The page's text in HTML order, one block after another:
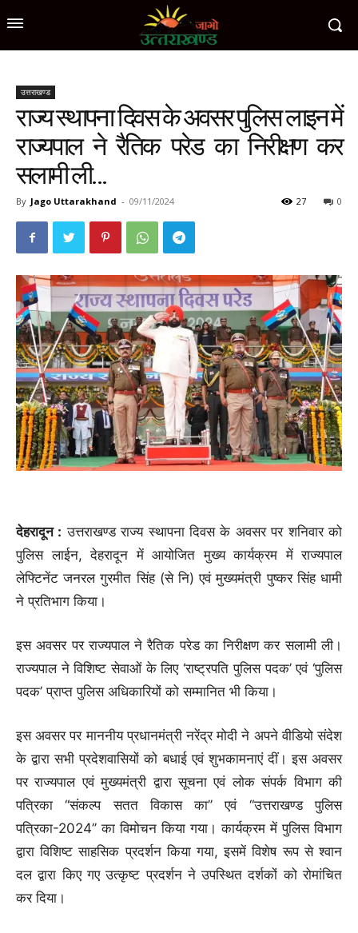
उत्तराखण्ड
राज्य स्थापना दिवस के अवसर पुलिस लाइन में
राज्यपाल ने रैतिक परेड का निरीक्षण कर
सलामी ली…
By Jago Uttarakhand - 09/11/2024 0
27
देहरादून : उत्तराखण्ड राज्य स्थापना दिवस के अवसर पर शनिवार को
पुलिस लाईन, देहरादून में आयोजित मुख्य कार्यक्रम में राज्यपाल
लेफ्टिनेंट जनरल गुरमीत सिंह (से नि) एवं मुख्यमंत्री पुष्कर सिंह धामी
ने प्रतिभाग किया।
इस अवसर पर राज्यपाल ने रैतिक परेड का निरीक्षण कर सलामी ली।
राज्यपाल ने विशिष्ट सेवाओं के लिए ‘राष्ट्रपति पुलिस पदक’ एवं ‘पुलिस
पदक’ प्राप्त पुलिस अधिकारियों को सम्मानित भी किया।
इस अवसर पर माननीय प्रधानमंत्री नरेंद्र मोदी ने अपने वीडियो संदेश
के द्वारा सभी प्रदेशवासियों को बधाई एवं शुभकामनाएं दीं। इस अवसर
पर राज्यपाल एवं मुख्यमंत्री द्वारा सूचना एवं लोक संपर्क विभाग की
पत्रिका ‘‘संकल्प सतत विकास का’’ एवं ‘‘उत्तराखण्ड पुलिस
पत्रिका-2024’’ का विमोचन किया गया। कार्यक्रम में पुलिस विभाग
द्वारा विशिष्ट साहसिक प्रदर्शन किया गया, इसमें विशेष रूप से श्वान
दल द्वारा किए गए उत्कृष्ट प्रदर्शन ने उपस्थित दर्शकों को रोमांचित
कर दिया।